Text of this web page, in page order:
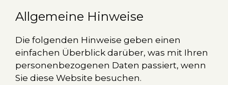
Allgemeine Hinweise
Die folgenden Hinweise geben einen
einfachen Überblick darüber, was mit Ihren
personenbezogenen Daten passiert, wenn
Sie diese Website besuchen.